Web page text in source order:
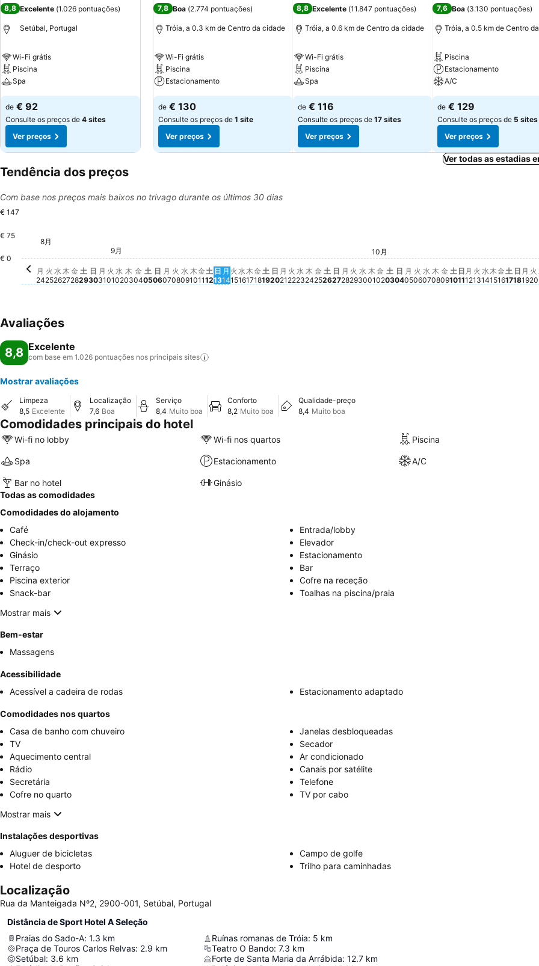
8,8 Excelente (1.026 pontuações)
Setúbal, Portugal
Wi-Fi grátis
Piscina
Spa
de € 92
Consulte os preços de 4 sites
Ver preços
7,8 Boa (2.774 pontuações)
Tróia, a 0.3 km de Centro da cidade
Wi-Fi grátis
Piscina
Estacionamento
de € 130
Consulte os preços de 1 site
Ver preços
8,8 Excelente (11.847 pontuações)
Tróia, a 0.6 km de Centro da cidade
Wi-Fi grátis
Piscina
Spa
de € 116
Consulte os preços de 17 sites
Ver preços
7,6 Boa (3.130 pontuações)
Tróia, a 0.5 km de Centro
Piscina
Estacionamento
A/C
de € 129
Consulte os preços de 5 sites
Ver preços
Ver todas as estadias
Tendência dos preços
Com base nos preços mais baixos no trivago durante os últimos 30 dias
€ 147
€ 75
€ 0
月, 8月 24
€ 147
8月
月
24
火, 8月 25
€ 147
火
25
水
26
木
27
金
28
土
29
日
30
月
31
火, 9月 01
€ 103
9月
火
01
水, 9月 02
€ 103
水
02
木
03
金
04
土
05
日
06
月
07
火
08
水
09
木
10
金
11
土
12
日
13
月
14
火
15
水
16
木
17
金
18
土
19
日
20
月
21
火
22
水
23
木
24
金
25
土, 9月 26
土
26
日, 9月 27
日
27
月, 9月 28
月
28
火, 9月 29
€ 125
火
29
水, 9月 30
€ 125
水
30
木, 10月 01
€ 98
10月
木
01
金, 10月 02
€ 98
金
02
土
03
日
04
月, 10月 05
Não há preço disponível
月
05
火
06
水, 10月 07
Não há preço disponível
水
07
木
08
金
09
土
10
日
11
月, 10月 12
Não há preço
月
12
火
13
水, 10月 14
Não há
水
14
木, 10月
Não há
木
15
金
16
土
17
日,
Não
日
18
月,
月
19
火
20
Avaliações
8,8 Excelente
com base em 1.026 pontuações nos principais sites
Mostrar avaliações
Limpeza
8,5 Excelente
Localização
7,6 Boa
Serviço
8,4 Muito boa
Conforto
8,2 Muito boa
Qualidade-preço
8,4 Muito boa
Comodidades principais do hotel
Wi-fi no lobby Wi-fi nos quartos Piscina
Spa Estacionamento A/C
Bar no hotel
Ginásio
Todas as comodidades
Comodidades do alojamento
Café
Entrada/lobby
Check-in/check-out expresso
Elevador
Ginásio
Estacionamento
Terraço
Bar
Piscina exterior
Cofre na receção
Snack-bar
Toalhas na piscina/praia
Mostrar mais
Bem-estar
Massagens
Acessibilidade
Acessível a cadeira de rodas
Estacionamento adaptado
Comodidades nos quartos
Casa de banho com chuveiro
Janelas desbloqueadas
TV
Secador
Aquecimento central
Ar condicionado
Rádio
Canais por satélite
Secretária
Telefone
Cofre no quarto
TV por cabo
Mostrar mais
Instalações desportivas
Aluguer de bicicletas
Campo de golfe
Hotel de desporto
Trilho para caminhadas
Localização
Rua da Manteigada Nº2, 2900-001, Setúbal, Portugal
Distância de Sport Hotel A Seleção
Praias do Sado-A: 1.3 km
Praça de Touros Carlos Relvas: 2.9 km
Setúbal: 3.6 km
Ruínas romanas de Tróia: 5 km
Teatro O Bando: 7.3 km
Forte de Santa Maria da Arrábida: 12.7 km